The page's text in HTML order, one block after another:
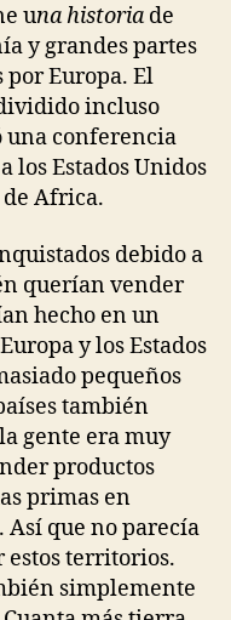
una historia de
y grandes partes
por Europa. El
incluso
una conferencia
los Estados Unidos
de Africa.
debido a
querían vender
hecho en un
y los Estados
pequeños
también
gente era muy
productos
primas en
Así que no parecía
estos territorios.
simplemente